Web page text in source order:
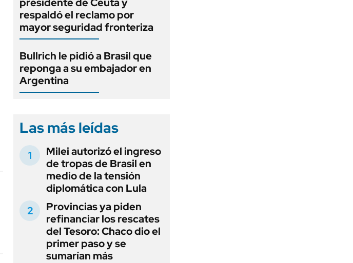
respaldó el reclamo por
mayor seguridad fronteriza
Bullrich le pidió a Brasil que
reponga a su embajador en
Argentina
Las más leídas
Milei autorizó el ingreso
de tropas de Brasil en
medio de la tensión
diplomática con Lula
Provincias ya piden
refinanciar los rescates
del Tesoro: Chaco dio el
primer paso y se
sumarían más